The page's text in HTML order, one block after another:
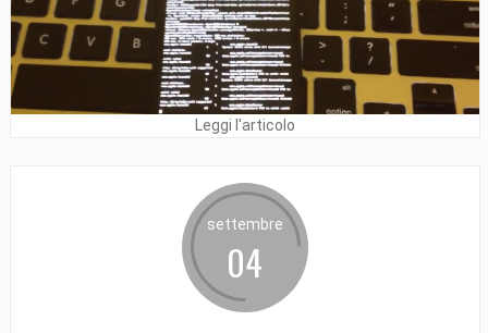
Leggi l'articolo
settembre
04